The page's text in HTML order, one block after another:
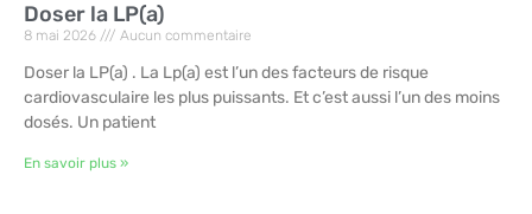
Doser la LP(a)
8 mai 2026 Aucun commentaire
Doser la LP(a) . La Lp(a) est l’un des facteurs de risque
cardiovasculaire les plus puissants. Et c’est aussi l’un des moins
dosés. Un patient
En savoir plus »